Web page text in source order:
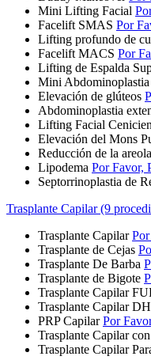
Mini Lifting Facial
Facelift SMAS Por
Lifting profundo de
Facelift MACS Por
Lifting de Espalda
Mini Abdominoplastia
Elevación de glúteos
Abdominoplastia
Lifting Facial
Elevación del Mons
Reducción de la areola
Lipodema Por Favor,
Septorrinoplastia de
Trasplante Capilar (9
Trasplante Capilar
Trasplante de Cejas
Trasplante De Barba
Trasplante de Bigote
Trasplante Capilar
Trasplante Capilar
PRP Capilar Por
Trasplante Capilar
Trasplante Capilar